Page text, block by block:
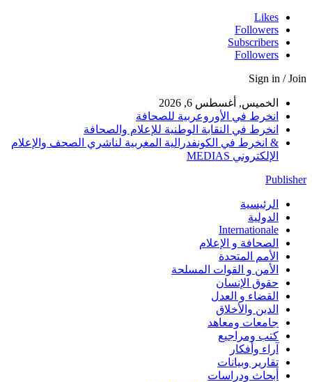
Likes
Followers
Subscribers
Followers
Sign in / Join
الخميس, أغسطس 6, 2026
انخرط في الأوروعربية للصحافة
انخرط في النقابة الوطنية للإعلام والصحافة
& انخرط في الكونفدرالية المغربية لناشري الصحف والإعلام
الإلكتروني MEDIAS
Publisher
الرئيسية
الدولية
Internationale
الصحافة و الإعلام
الأمم المتحدة
الأمن و القوات المسلحة
حقوق الإنسان
القضاء و العدل
الدين والأخلاق
جامعات ومعاهد
كتب ومراجيع
آراء وأفكار
تقارير وبيانات
أبحاث ودراسات